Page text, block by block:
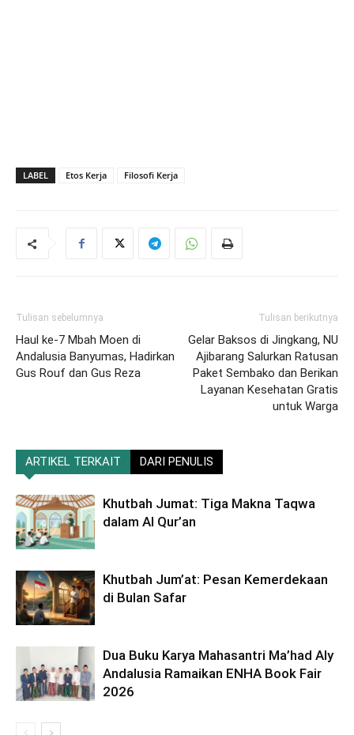
LABEL Etos Kerja Filosofi Kerja
Tulisan sebelumnya
Haul ke-7 Mbah Moen di
Andalusia Banyumas, Hadirkan
Gus Rouf dan Gus Reza
Tulisan berikutnya
Gelar Baksos di Jingkang, NU
Ajibarang Salurkan Ratusan
Paket Sembako dan Berikan
Layanan Kesehatan Gratis
untuk Warga
ARTIKEL TERKAIT DARI PENULIS
Khutbah Jumat: Tiga Makna Taqwa
dalam Al Qur’an
Khutbah Jum’at: Pesan Kemerdekaan
di Bulan Safar
Dua Buku Karya Mahasantri Ma’had Aly
Andalusia Ramaikan ENHA Book Fair
2026